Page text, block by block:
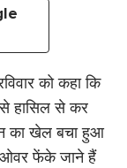
को कहा कि
से हासिल से कर
का खेल बचा हुआ
ओवर फेंके जाने हैं